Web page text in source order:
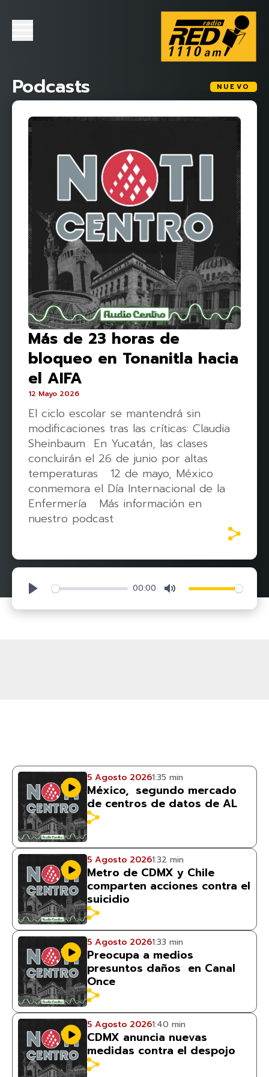
Podcasts NUEVO
Más de 23 horas de
bloqueo en Tonanitla hacia
el AIFA
12 Mayo 2026
El ciclo escolar se mantendrá sin
modificaciones tras las críticas: Claudia
Sheinbaum En Yucatán, las clases
concluirán el 26 de junio por altas
temperaturas 12 de mayo, México
conmemora el Día Internacional de la
Enfermería Más información en
nuestro podcast
Play 00:00 Mute
5 Agosto 20261:35 min
México, segundo mercado
de centros de datos de AL
5 Agosto 20261:32 min
Metro de CDMX y Chile
comparten acciones contra el
suicidio
5 Agosto 20261:33 min
Preocupa a medios
presuntos daños en Canal
Once
5 Agosto 20261:40 min
CDMX anuncia nuevas
medidas contra el despojo